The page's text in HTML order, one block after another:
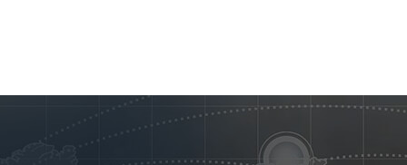
有比小面更高大的门高与门
宽，车内空间也比小面大了很